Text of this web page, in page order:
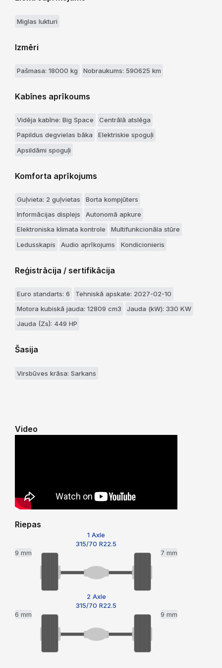
Miglas lukturi
Izmēri
Pašmasa: 18000 kg Nobraukums: 590625 km
Kabīnes aprīkoums
Vidēja kabīne: Big Space
Centrālā atslēga
Papildus degvielas bāka
Elektriskie spoguļi
Apsildāmi spoguļi
Komforta aprīkojums
Guļvieta: 2 guļvietas
Borta kompjūters
Informācijas displejs
Autonomā apkure
Elektroniska klimata kontrole
Multifunkcionāla stūre
Ledusskapis
Audio aprīkojums Kondicionieris
Reģistrācija / sertifikācija
Euro standarts: 6
Tehniskā apskate: 2027-02-10
Motora kubiskā jauda: 12809 cm3
Jauda (kW): 330 KW
Jauda (Zs): 449 HP
Šasija
Virsbūves krāsa: Sarkans
Video
Riepas
1 Axle
315/70 R22.5
9 mm
7 mm
2 Axle
315/70 R22.5
6 mm
9 mm